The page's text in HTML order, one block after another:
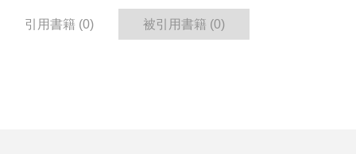
引用書籍 (0) 被引用書籍 (0)